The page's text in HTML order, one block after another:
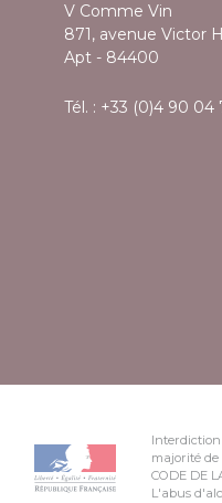
V Comme Vin
871, avenue Victor
Apt - 84400
Tél. : +33 (0)4 90 04
Interdiction
majorité
CODE DE
L'abus